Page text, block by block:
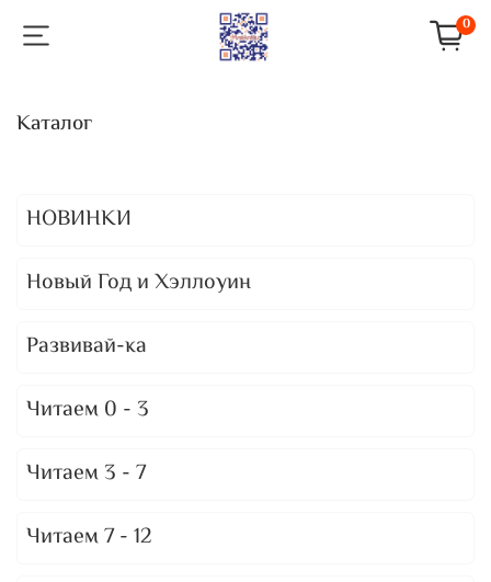
0
Каталог
НОВИНКИ
Новый Год и Хэллоуин
Развивай-ка
Читаем 0 - 3
Читаем 3 - 7
Читаем 7 - 12